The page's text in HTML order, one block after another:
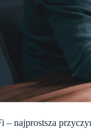
– najprostsza